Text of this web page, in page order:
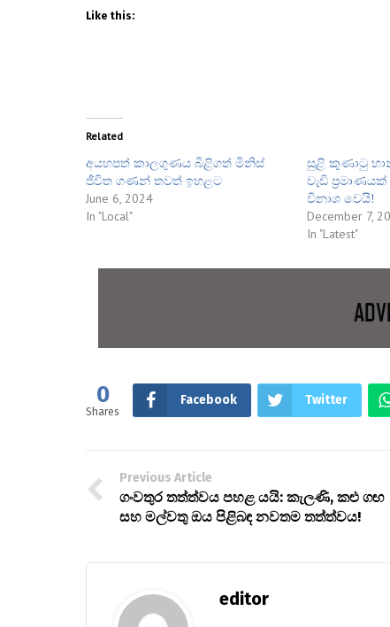
Like this:
Related
අයහපත් කාලගුණය බිළිගත් මිනිස්
ජීවිත ගණන් තවත් ඉහළට
June 6, 2024
In "Local"
සුළි කුණාටු
වැඩි
විනාශ වෙයි!
December 7,
In "Latest"
0
Shares
Facebook Twitter
Previous Article
ගංවතුර තත්ත්වය පහළ යයි: කැලණි, කළු ගඟ
සහ මල්වතු ඔය පිළිබඳ නවතම තත්ත්වය!
editor